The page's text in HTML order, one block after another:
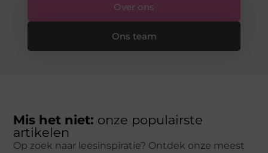
Over ons
Ons team
Mis het niet: onze populairste
artikelen
Op zoek naar leesinspiratie? Ontdek onze meest